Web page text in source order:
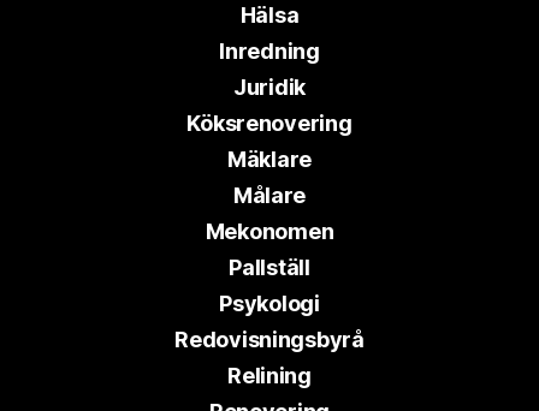
Hälsa
Inredning
Juridik
Köksrenovering
Mäklare
Målare
Mekonomen
Pallställ
Psykologi
Redovisningsbyrå
Relining